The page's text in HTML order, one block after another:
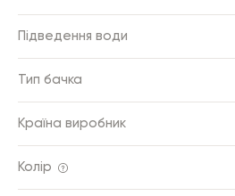
Підведення води
Тип бачка
Країна виробник
Колір